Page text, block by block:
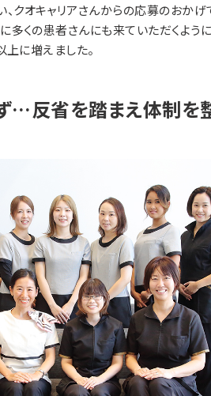
クオキャリアさんからの応募のおかげ
多くの患者さんにも来ていただくよう
に増えました。
…反省を踏まえ体制を